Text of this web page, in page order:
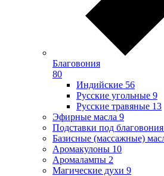
Благовония
80
Индийские 56
Русские угольные 9
Русские травяные 13
Эфирные масла 9
Подставки под
Базисные (массажные)
Аромакулоны 10
Аромалампы 2
Магические духи 9